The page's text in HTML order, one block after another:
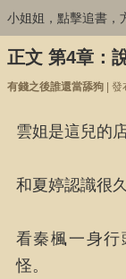
小姐姐，點擊追書，
正文 第4章：
有錢之後誰還當舔狗| 發
雲姐是這兒的店
和夏婷認識很久
看秦楓一身
怪。